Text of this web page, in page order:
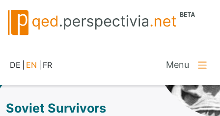
DE EN FR Menu
Soviet Survivors